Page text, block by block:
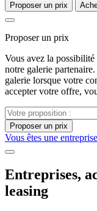
Proposer un prix
Proposer un prix
Vous avez la
notre galerie
galerie lorsque votre
accepter votre offre,
Proposer un prix
Vous êtes une
Entreprises,
leasing